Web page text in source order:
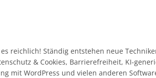
reichlich! Ständig entstehen neue
& Cookies, Barrierefreiheit, KI-
mit WordPress und vielen anderen